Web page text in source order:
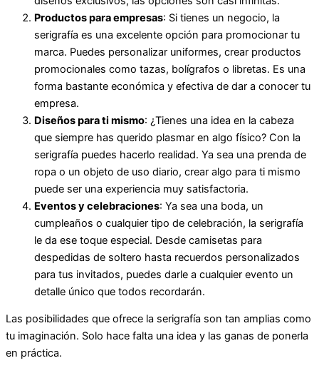
Productos para empresas: Si tienes un negocio, la
serigrafía es una excelente opción para promocionar tu
marca. Puedes personalizar uniformes, crear productos
promocionales como tazas, bolígrafos o libretas. Es una
forma bastante económica y efectiva de dar a conocer tu
empresa.
Diseños para ti mismo: ¿Tienes una idea en la cabeza
que siempre has querido plasmar en algo físico? Con la
serigrafía puedes hacerlo realidad. Ya sea una prenda de
ropa o un objeto de uso diario, crear algo para ti mismo
puede ser una experiencia muy satisfactoria.
Eventos y celebraciones: Ya sea una boda, un
cumpleaños o cualquier tipo de celebración, la serigrafía
le da ese toque especial. Desde camisetas para
despedidas de soltero hasta recuerdos personalizados
para tus invitados, puedes darle a cualquier evento un
detalle único que todos recordarán.
Las posibilidades que ofrece la serigrafía son tan amplias como
tu imaginación. Solo hace falta una idea y las ganas de ponerla
en práctica.